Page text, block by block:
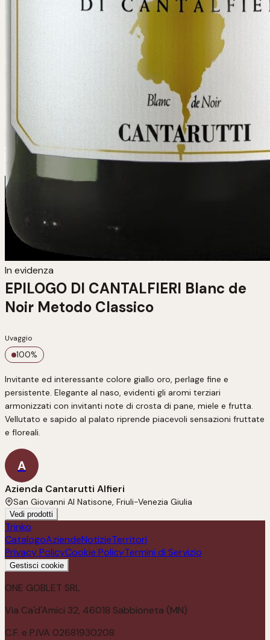
In evidenza
EPILOGO DI CANTALFIERI Blanc de
Noir Metodo Classico
Uvaggio
100%
Invitante ed interessante colore giallo oro, perlage fine e
persistente. Elegante al naso, evidenti gli aromi terziari
armonizzati con invitanti note di crosta di pane, miele e frutta.
Vellutato e sapido al palato riprende piacevoli sensazioni fruttate
e floreali.
A
Azienda Cantarutti Alfieri
San Giovanni Al Natisone, Friuli-Venezia Giulia
Vedi prodotti
Trinko
CatalogoAziendeNotizieTerritori
Privacy PolicyCookie PolicyTermini di Servizio
Gestisci cookie
ONE GOBLET SRL
Via Ca'd'Amici 32, 46018 Sabbioneta (MN)
C.F. e P.IVA 02681930208